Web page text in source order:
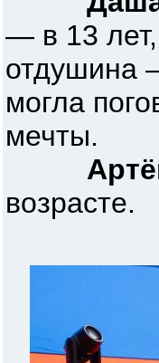
— в 13 лет,
отдушина
могла
мечты.
возрасте.